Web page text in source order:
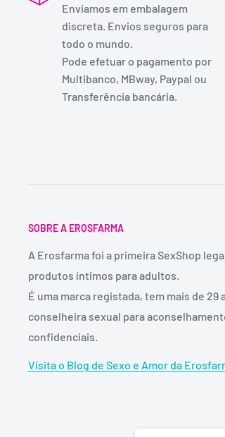
Enviamos em embalagem
discreta. Envios seguros para
todo o mundo.
Pode efetuar o pagamento por
Multibanco, MBway, Paypal ou
Transferência bancária.
SOBRE A EROSFARMA
A Erosfarma foi a primeira SexShop
produtos íntimos para adultos.
É uma marca registada, tem mais de
conselheira sexual para
confidenciais.
Visita o Blog de Sexo e Amor da